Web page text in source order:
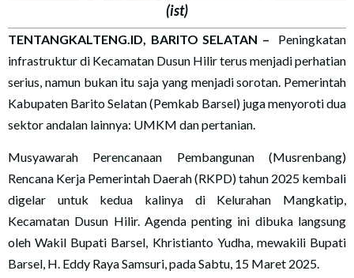
(ist)
TENTANGKALTENG.ID, BARITO SELATAN – Peningkatan
infrastruktur di Kecamatan Dusun Hilir terus menjadi perhatian
serius, namun bukan itu saja yang menjadi sorotan. Pemerintah
Kabupaten Barito Selatan (Pemkab Barsel) juga menyoroti dua
sektor andalan lainnya: UMKM dan pertanian.
Musyawarah Perencanaan Pembangunan (Musrenbang)
Rencana Kerja Pemerintah Daerah (RKPD) tahun 2025 kembali
digelar untuk kedua kalinya di Kelurahan Mangkatip,
Kecamatan Dusun Hilir. Agenda penting ini dibuka langsung
oleh Wakil Bupati Barsel, Khristianto Yudha, mewakili Bupati
Barsel, H. Eddy Raya Samsuri, pada Sabtu, 15 Maret 2025.